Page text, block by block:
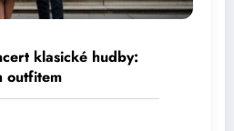
klasické hudby:
outfitem